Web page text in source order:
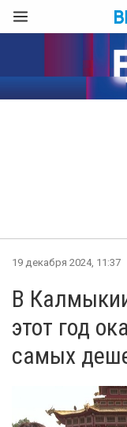
19 декабря 2024, 11:37
В
этот год
самых